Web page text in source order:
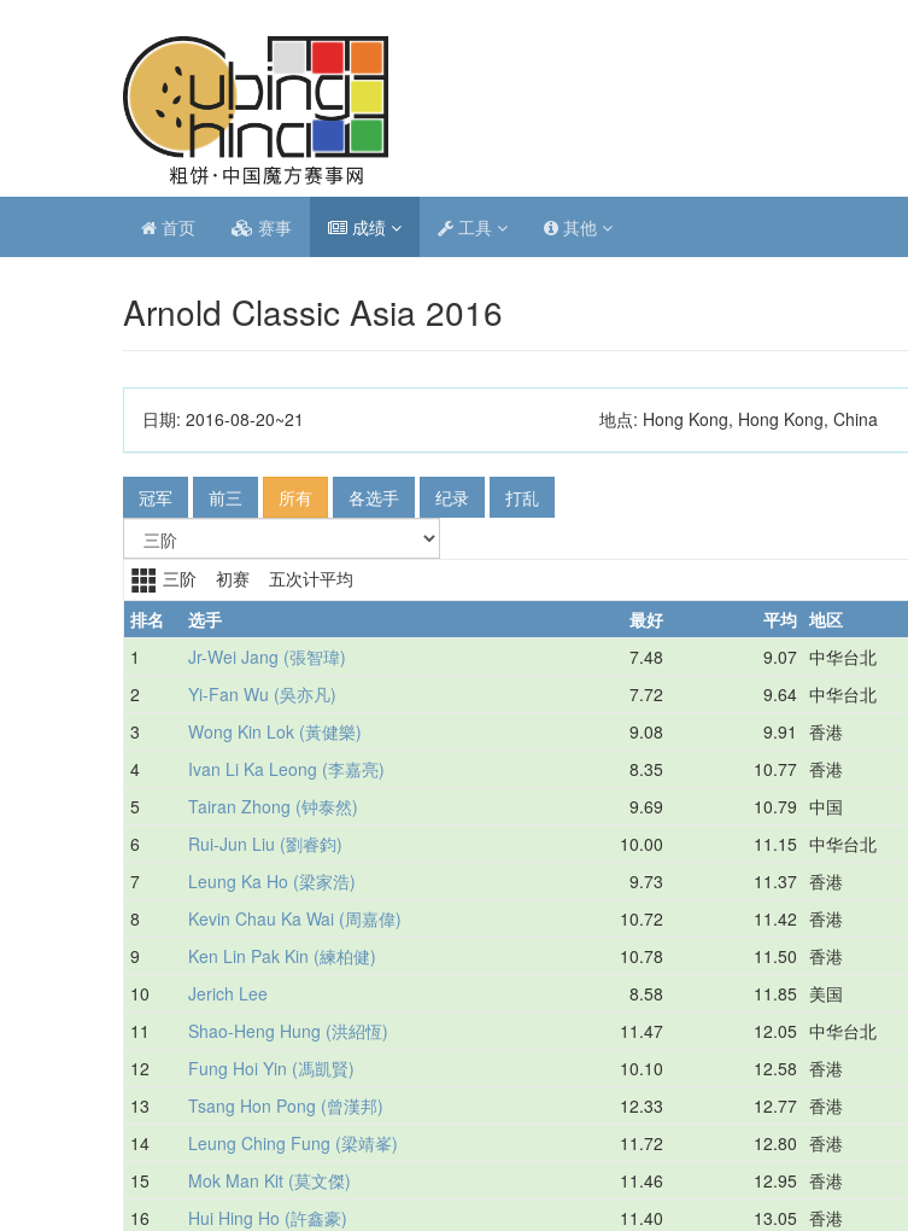
首页 赛事 成绩 工具 其他
Arnold Classic Asia 2016
日期: 2016-08-20~21 地点: Hong Kong, Hong Kong, China
冠军 前三 所有 各选手 纪录 打乱
三阶 初赛 五次计平均
排名
选手 最好 平均 地区
1
Jr-Wei Jang (張智瑋) 7.48 9.07 中华台北
2 Yi-Fan Wu (吳亦凡) 7.72 9.64 中华台北
3 Wong Kin Lok (黃健樂) 9.08 9.91 香港
4 Ivan Li Ka Leong (李嘉亮) 8.35 10.77 香港
5 Tairan Zhong (钟泰然) 9.69 10.79 中国
6 Rui-Jun Liu (劉睿鈞) 10.00 11.15 中华台北
7 Leung Ka Ho (梁家浩) 9.73 11.37 香港
8 Kevin Chau Ka Wai (周嘉偉) 10.72 11.42 香港
9 Ken Lin Pak Kin (練柏健) 10.78 11.50 香港
10 Jerich Lee 8.58 11.85 美国
11 Shao-Heng Hung (洪紹恆) 11.47 12.05 中华台北
12 Fung Hoi Yin (馮凱賢) 10.10 12.58 香港
13 Tsang Hon Pong (曾漢邦) 12.33 12.77 香港
14 Leung Ching Fung (梁靖峯) 11.72 12.80 香港
15 Mok Man Kit (莫文傑) 11.46 12.95 香港
16 Hui Hing Ho (許鑫豪) 11.40 13.05 香港